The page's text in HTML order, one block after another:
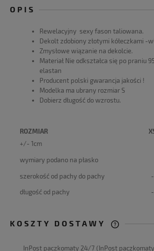
OPIS
Rewelacyjny sexy fason taliowana.
Dekolt zdobiony złotymi kółeczkami -
Zmysłowe wiązanie na dekolcie.
Materiał Nie odkształca się po praniu
elastan
Producent polski gwarancja jakości !
Modelka ma ubrany rozmiar S
Dobierz długość do wzrostu.
ROZMIAR
+/- 1cm
wymiary podano na płasko
szerokość od pachy do pachy -
długość od pachy
-
KOSZTY DOSTAWY
InPost paczkomaty 24/7 (InPost paczkomaty